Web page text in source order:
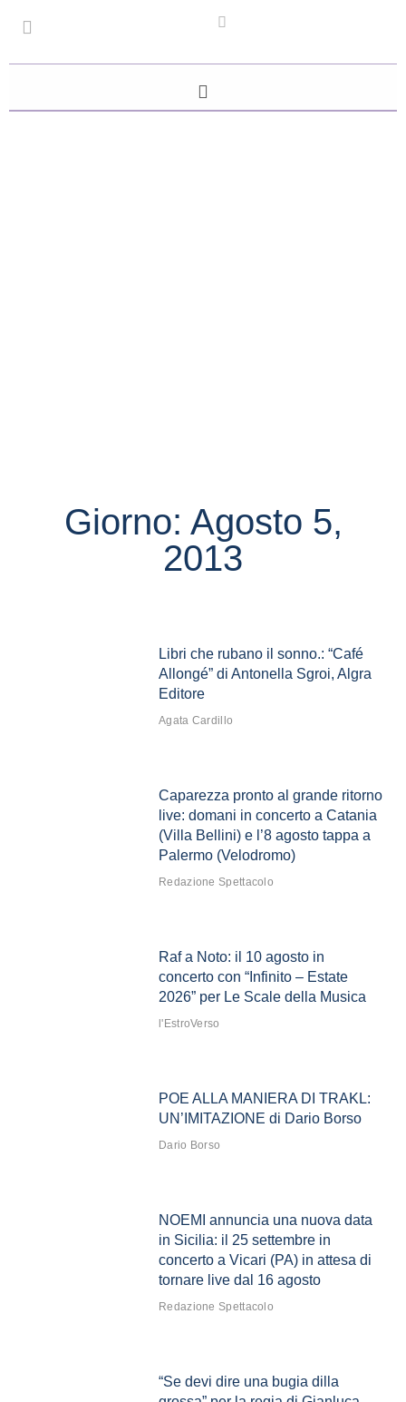
Giorno: Agosto 5,
2013
Libri che rubano il sonno.: “Café
Allongé” di Antonella Sgroi, Algra
Editore
Agata Cardillo
Caparezza pronto al grande ritorno
live: domani in concerto a Catania
(Villa Bellini) e l’8 agosto tappa a
Palermo (Velodromo)
Redazione Spettacolo
Raf a Noto: il 10 agosto in
concerto con “Infinito – Estate
2026” per Le Scale della Musica
l'EstroVerso
POE ALLA MANIERA DI TRAKL:
UN’IMITAZIONE di Dario Borso
Dario Borso
NOEMI annuncia una nuova data
in Sicilia: il 25 settembre in
concerto a Vicari (PA) in attesa di
tornare live dal 16 agosto
Redazione Spettacolo
“Se devi dire una bugia dilla